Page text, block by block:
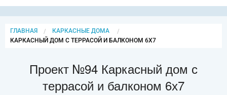
ГЛАВНАЯ
КАРКАСНЫЕ ДОМА
CURRENT:
КАРКАСНЫЙ ДОМ С ТЕРРАСОЙ И БАЛКОНОМ 6Х7
Проект №94 Каркасный дом с
террасой и балконом 6х7